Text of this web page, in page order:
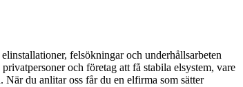
felsökningar och underhållsarbeten
och företag att få stabila elsystem, vare
du anlitar oss får du en elfirma som sätter